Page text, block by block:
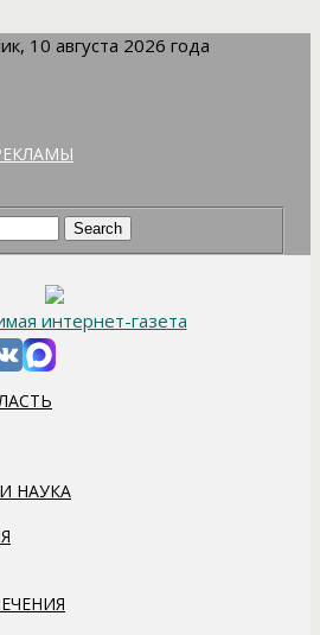
10 августа 2026 года
интернет-газета
НАУКА